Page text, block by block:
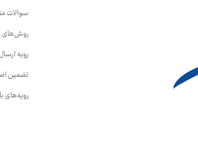
سوالات
روش‌های
رویه
تضمین
رویه‌های